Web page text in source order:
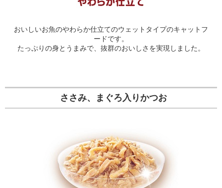
おいしいお魚のやわらか仕立てのウェットタイプのキャットフ
ードです。
たっぷりの身とうまみで、抜群のおいしさを実現しました。
ささみ、まぐろ入りかつお